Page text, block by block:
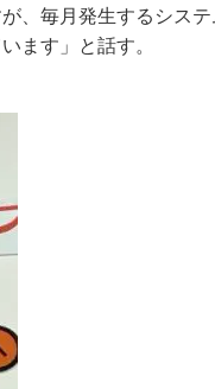
、毎月発生するシス
ます」と話す。